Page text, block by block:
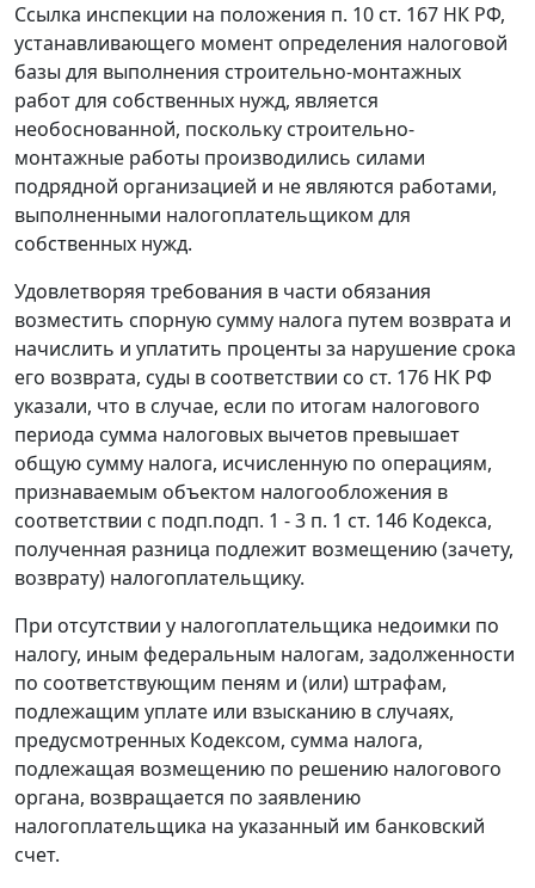
Ссылка инспекции на положения п. 10 ст. 167 НК РФ,
устанавливающего момент определения налоговой
базы для выполнения строительно-монтажных
работ для собственных нужд, является
необоснованной, поскольку строительно-
монтажные работы производились силами
подрядной организацией и не являются работами,
выполненными налогоплательщиком для
собственных нужд.
Удовлетворяя требования в части обязания
возместить спорную сумму налога путем возврата и
начислить и уплатить проценты за нарушение срока
его возврата, суды в соответствии со ст. 176 НК РФ
указали, что в случае, если по итогам налогового
периода сумма налоговых вычетов превышает
общую сумму налога, исчисленную по операциям,
признаваемым объектом налогообложения в
соответствии с подп.подп. 1 - 3 п. 1 ст. 146 Кодекса,
полученная разница подлежит возмещению (зачету,
возврату) налогоплательщику.
При отсутствии у налогоплательщика недоимки по
налогу, иным федеральным налогам, задолженности
по соответствующим пеням и (или) штрафам,
подлежащим уплате или взысканию в случаях,
предусмотренных Кодексом, сумма налога,
подлежащая возмещению по решению налогового
органа, возвращается по заявлению
налогоплательщика на указанный им банковский
счет.